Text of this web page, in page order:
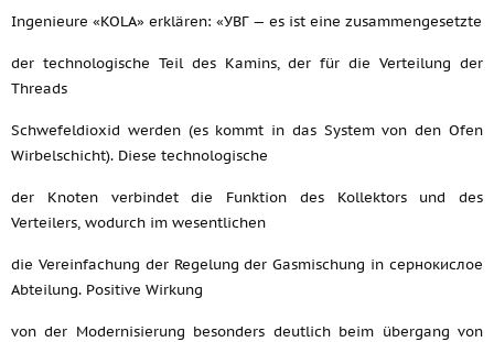
Ingenieure «KOLA» erklären: «УВГ — es ist eine zusammengesetzte
der technologische Teil des Kamins, der für die Verteilung der
Threads
Schwefeldioxid werden (es kommt in das System von den Ofen
Wirbelschicht). Diese technologische
der Knoten verbindet die Funktion des Kollektors und des
Verteilers, wodurch im wesentlichen
die Vereinfachung der Regelung der Gasmischung in сернокислое
Abteilung. Positive Wirkung
von der Modernisierung besonders deutlich beim übergang von